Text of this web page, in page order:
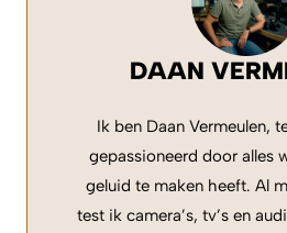
DAAN
Ik ben Daan Vermeulen,
gepassioneerd door alles
geluid te maken heeft. Al
test ik camera’s, tv’s en